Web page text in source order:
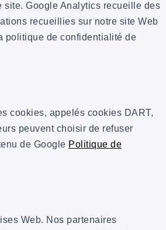
Google Analytics recueille des
recueillies sur notre site Web
politique de confidentialité de
cookies, appelés cookies DART,
peuvent choisir de refuser
de Google Politique de
Web. Nos partenaires